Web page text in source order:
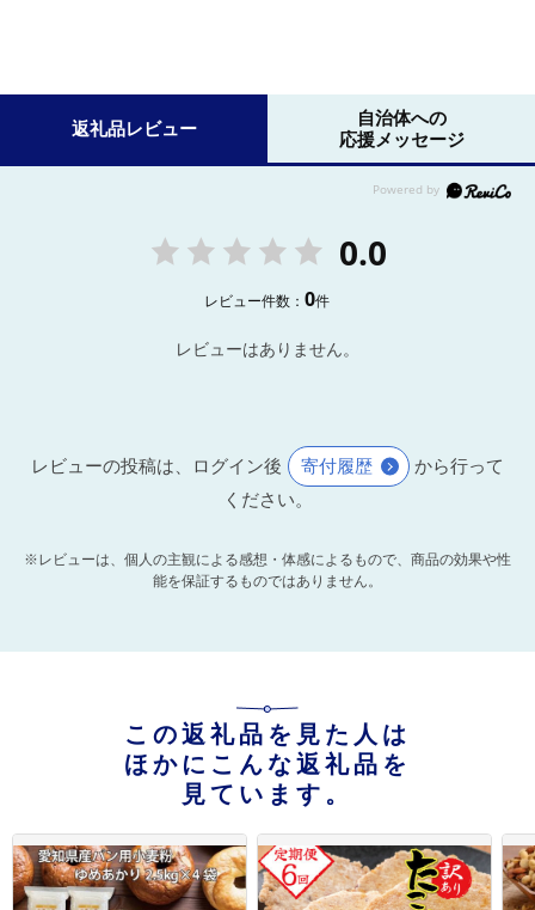
返礼品レビュー
自治体への
応援メッセージ
0.0
レビュー件数：0件
レビューはありません。
レビューの投稿は、ログイン後 寄付履歴
から行って
ください。
※レビューは、個人の主観による感想・体感によるもので、商品の効果や性
能を保証するものではありません。
この返礼品を見た人は
ほかにこんな返礼品を
見ています。